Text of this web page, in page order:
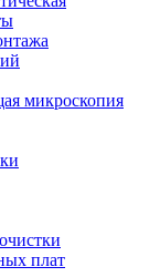
микроскопия
плат